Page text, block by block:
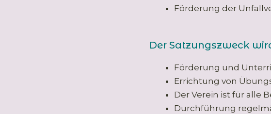
Förderung der
Der Satzungszweck
Förderung und
Errichtung von
Der Verein ist für alle
Durchführung